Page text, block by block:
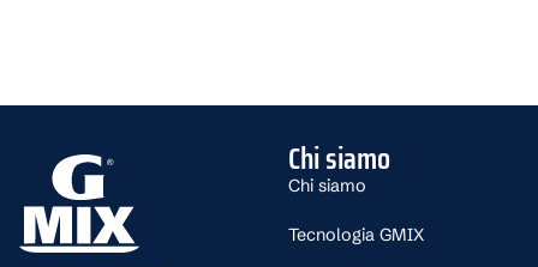
Chi siamo
Chi siamo
Tecnologia GMIX